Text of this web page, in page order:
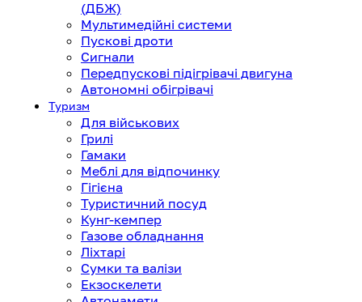
(ДБЖ)
Мультимедійні системи
Пускові дроти
Сигнали
Передпускові підігрівачі двигуна
Автономні обігрівачі
Туризм
Для військових
Грилі
Гамаки
Меблі для відпочинку
Гігієна
Туристичний посуд
Кунг-кемпер
Газове обладнання
Ліхтарі
Сумки та валізи
Екзоскелети